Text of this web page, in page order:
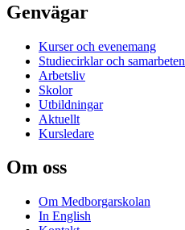
Genvägar
Kurser och evenemang
Studiecirklar och samarbeten
Arbetsliv
Skolor
Utbildningar
Aktuellt
Kursledare
Om oss
Om Medborgarskolan
In English